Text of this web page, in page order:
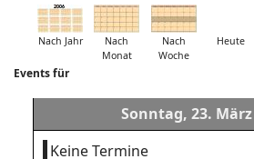
Nach Jahr
Nach
Monat
Nach
Woche
Heute
Events für
Sonntag, 23. März
Keine Termine